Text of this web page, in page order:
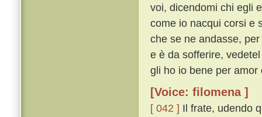
voi, dicendomi chi egli
come io nacqui corsi e
che se ne andasse,
e è da sofferire,
gli ho io bene per amor
[Voice: filomena ]
[ 042 ] Il frate, udendo